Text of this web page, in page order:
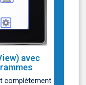
avec
complètement